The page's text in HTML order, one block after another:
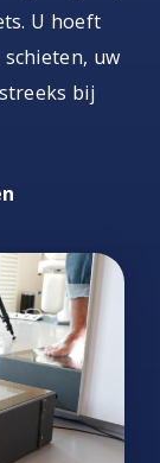
U hoeft
uw
bij